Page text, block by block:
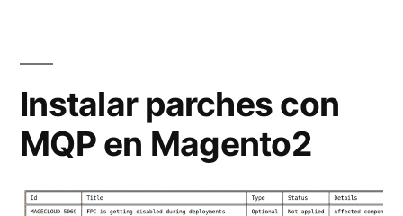
Instalar parches con
MQP en Magento2